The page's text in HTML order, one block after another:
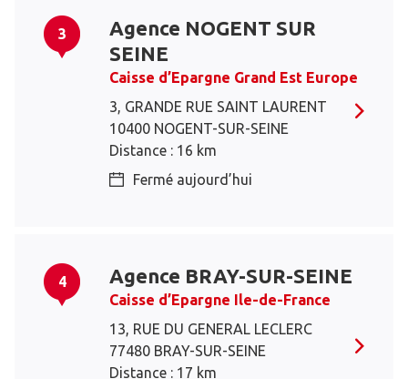
3
Agence NOGENT SUR
SEINE
Caisse d’Epargne Grand Est Europe
3, GRANDE RUE SAINT LAURENT
10400 NOGENT-SUR-SEINE
Distance : 16 km
Fermé aujourd’hui
4 Agence BRAY-SUR-SEINE
Caisse d’Epargne Ile-de-France
13, RUE DU GENERAL LECLERC
77480 BRAY-SUR-SEINE
Distance : 17 km